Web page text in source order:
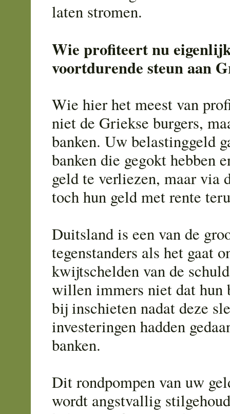
laten stromen.
Wie profiteert nu
voortdurende steun aan
Wie hier het meest van
niet de Griekse burgers,
banken. Uw belastinggeld
banken die gegokt hebben
geld te verliezen, maar via
toch hun geld met rente
Duitsland is een van de
tegenstanders als het gaat
kwijtschelden van de
willen immers niet dat hun
bij inschieten nadat deze
investeringen hadden
banken.
Dit rondpompen van uw
wordt angstvallig